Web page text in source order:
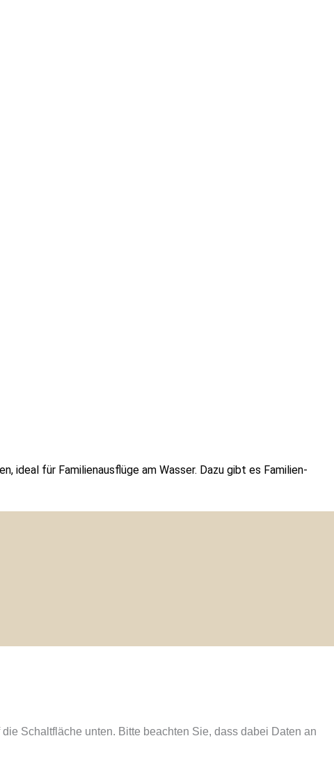
ideal für Familienausflüge am Wasser. Dazu gibt es Familien-
Schaltfläche unten. Bitte beachten Sie, dass dabei Daten an